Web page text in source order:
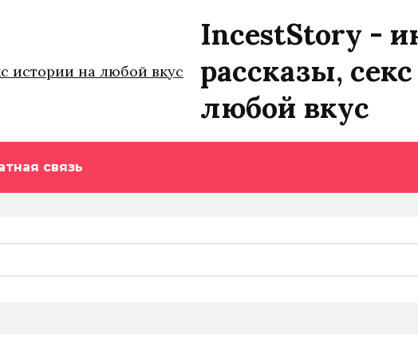
IncestStory -
рассказы,
любой вкус
связь